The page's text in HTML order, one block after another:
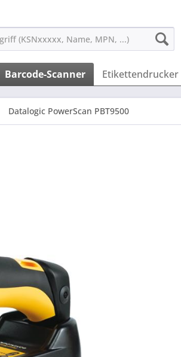
Barcode-Scanner Etikettendrucker
Datalogic PowerScan PBT9500